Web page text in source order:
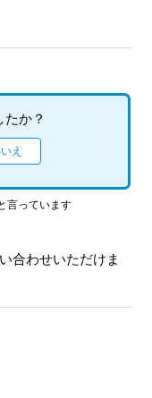
リジンズ・プラ
らないアイテムや
か？
言っています
合わせいただけま